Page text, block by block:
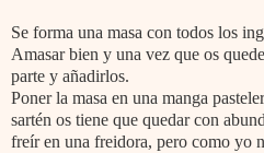
Se forma una masa con todos los
Amasar bien y una vez que os
parte y añadirlos.
Poner la masa en una manga
sartén os tiene que quedar con
freír en una freidora, pero como yo